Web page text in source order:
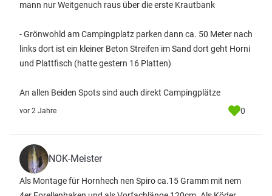
mann nur Weitgenuch raus über die erste Krautbank
- Grönwohld am Campingplatz parken dann ca. 50 Meter nach
links dort ist ein kleiner Beton Streifen im Sand dort geht Horni
und Plattfisch (hatte gestern 16 Platten)
An allen Beiden Spots sind auch direkt Campingplätze
vor 2 Jahre 0
NOK-Meister
Als Montage für Hornhech nen Spiro ca.15 Gramm mit nem